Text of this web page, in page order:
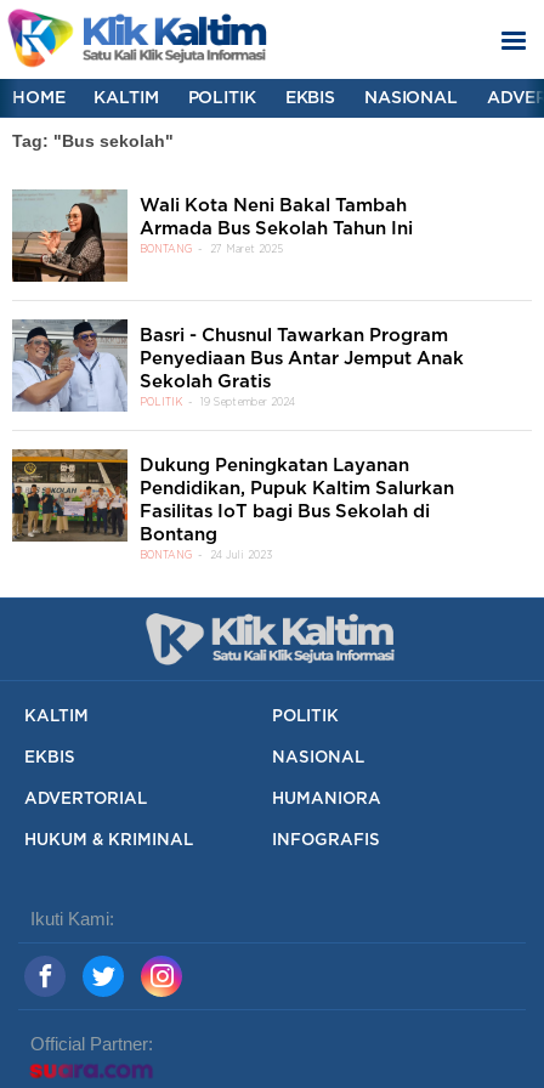
HOME KALTIM POLITIK EKBIS NASIONAL
Tag: "Bus sekolah"
Wali Kota Neni Bakal Tambah
Armada Bus Sekolah Tahun Ini
BONTANG 27 Maret 2025
Basri - Chusnul Tawarkan Program
Penyediaan Bus Antar Jemput Anak
Sekolah Gratis
POLITIK 19 September 2024
Dukung Peningkatan Layanan
Pendidikan, Pupuk Kaltim Salurkan
Fasilitas IoT bagi Bus Sekolah di
Bontang
BONTANG 24 Juli 2023
KALTIM POLITIK
EKBIS NASIONAL
ADVERTORIAL HUMANIORA
HUKUM & KRIMINAL INFOGRAFIS
Ikuti Kami:
Official Partner: